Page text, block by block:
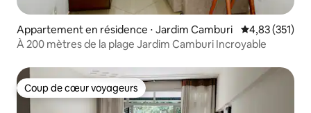
Appartement en résidence ⋅ Jardim Camburi Évaluation
4,83 (351)
À 200 mètres de la plage Jardim Camburi Incroyable
Coup de cœur voyageurs
Coup de cœur voyageurs